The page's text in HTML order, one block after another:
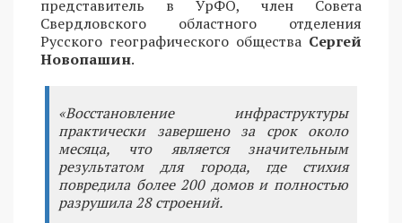
представитель в УрФО, член Совета
Свердловского областного отделения
Русского географического общества Сергей
Новопашин.
«Восстановление инфраструктуры
практически завершено за срок около
месяца, что является значительным
результатом для города, где стихия
повредила более 200 домов и полностью
разрушила 28 строений.